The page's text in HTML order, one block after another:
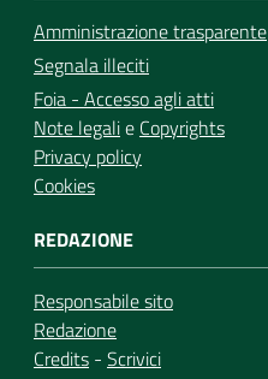
Amministrazione trasparente
Segnala illeciti
Foia - Accesso agli atti
Note legalie Copyrights
Privacy policy
Cookies
REDAZIONE
Responsabile sito
Redazione
Credits - Scrivici